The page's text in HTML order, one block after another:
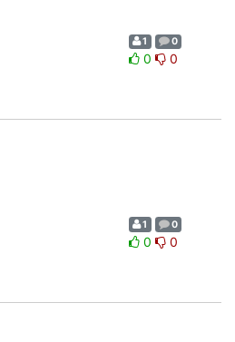
1 0
0 0
1 0
0 0